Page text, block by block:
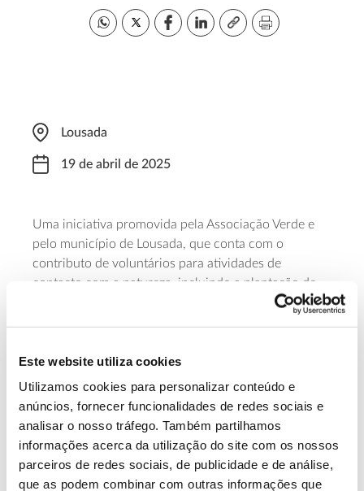
Este website utiliza cookies
Utilizamos cookies para personalizar conteúdo e
anúncios, fornecer funcionalidades de redes sociais e
analisar o nosso tráfego. Também partilhamos
informações acerca da utilização do site com os nossos
parceiros de redes sociais, de publicidade e de análise,
que as podem combinar com outras informações que
Lousada
19 de abril de 2025
Uma iniciativa promovida pela Associação Verde e
pelo município de Lousada, que conta com o
contributo de voluntários para atividades de
contacto com a natureza, incluindo a plantação de
árvores e o restauro ecológico. Para participar nesta
Saiba mais
13.07.2026
Genoma do priolo e de outras espécies em risco: